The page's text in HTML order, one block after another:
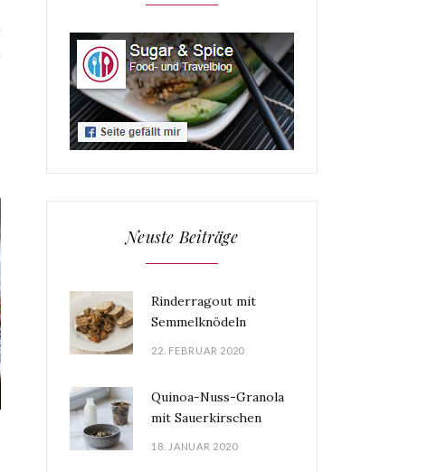
Neuste Beiträge
Rinderragout mit
Semmelknödeln
22. FEBRUAR 2020
Quinoa-Nuss-Granola
mit Sauerkirschen
18. JANUAR 2020